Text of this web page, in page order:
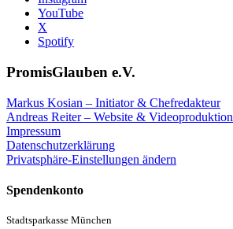
YouTube
X
Spotify
PromisGlauben e.V.
Markus Kosian – Initiator & Chefredakteur
Andreas Reiter – Website & Videoproduktion
Impressum
Datenschutzerklärung
Privatsphäre-Einstellungen ändern
Spendenkonto
Stadtsparkasse München